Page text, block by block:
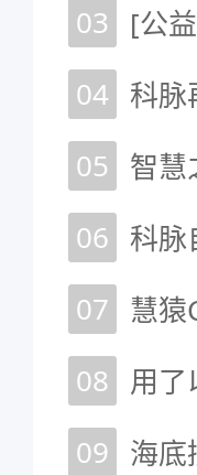
03
04
05
智
06 科脉
07 慧猿
08
09 海底